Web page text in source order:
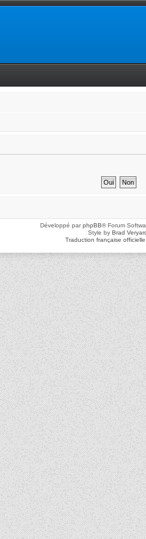
Développé parphpBB® Forum
Style by Brad
Traduction française officielle